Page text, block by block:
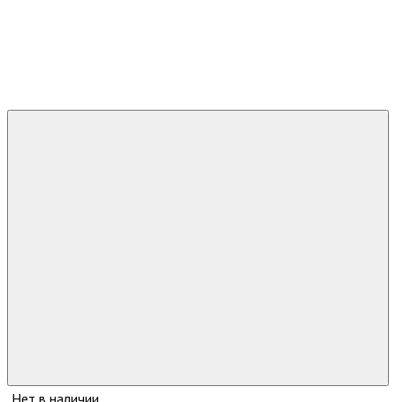
Нет в наличии